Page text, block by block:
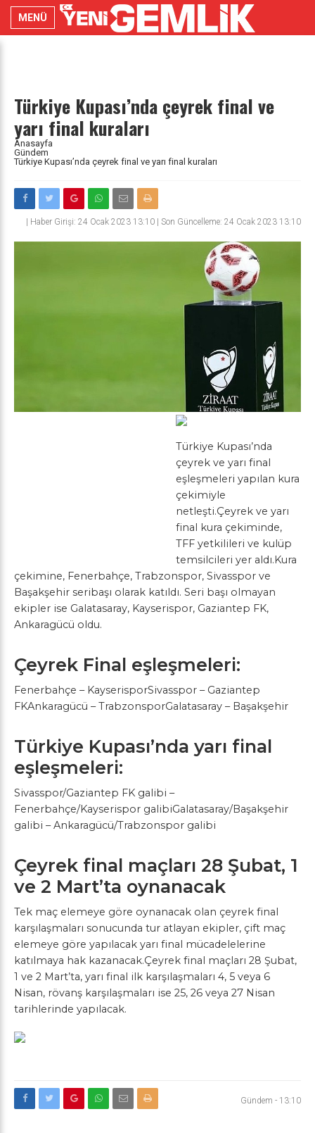
MENÜ
Türkiye Kupası’nda çeyrek final ve
yarı final kuraları
Anasayfa
Gündem
Türkiye Kupası’nda çeyrek final ve yarı final kuraları
Haber Girişi: 24 Ocak 2023 13:10 | Son Güncelleme: 24 Ocak 2023 13:10
Türkiye Kupası’nda
çeyrek ve yarı final
eşleşmeleri yapılan kura
çekimiyle
netleşti.Çeyrek ve yarı
final kura çekiminde,
TFF yetkilileri ve kulüp
temsilcileri yer aldı.Kura
çekimine, Fenerbahçe, Trabzonspor, Sivasspor ve
Başakşehir seribaşı olarak katıldı. Seri başı olmayan
ekipler ise Galatasaray, Kayserispor, Gaziantep FK,
Ankaragücü oldu.
Çeyrek Final eşleşmeleri:
Fenerbahçe – KayserisporSivasspor – Gaziantep
FKAnkaragücü – TrabzonsporGalatasaray – Başakşehir
Türkiye Kupası’nda yarı final
eşleşmeleri:
Sivasspor/Gaziantep FK galibi –
Fenerbahçe/Kayserispor galibiGalatasaray/Başakşehir
galibi – Ankaragücü/Trabzonspor galibi
Çeyrek final maçları 28 Şubat, 1
ve 2 Mart’ta oynanacak
Tek maç elemeye göre oynanacak olan çeyrek final
karşılaşmaları sonucunda tur atlayan ekipler, çift maç
elemeye göre yapılacak yarı final mücadelelerine
katılmaya hak kazanacak.Çeyrek final maçları 28 Şubat,
1 ve 2 Mart’ta, yarı final ilk karşılaşmaları 4, 5 veya 6
Nisan, rövanş karşılaşmaları ise 25, 26 veya 27 Nisan
tarihlerinde yapılacak.
Gündem - 13:10